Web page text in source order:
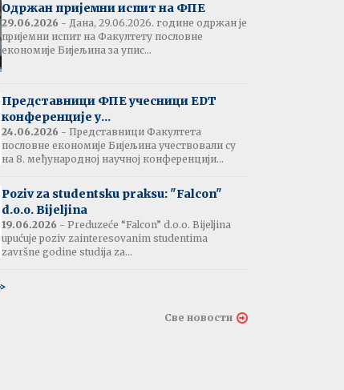
07.07.2026
потврда
паузе
испита:
економија
испита и
испита:
језик 2
03.07.2026
Одржан пријемни испит на ФПЕ
29.06.2026 - Дана, 29.06.2026. године одржан је
пријемни испит на Факултету пословне
економије Бијељина за упис...
Представници ФПЕ учесници EDT
конференције у...
24.06.2026 - Представници Факултета
пословне економије Бијељина учествовали су
на 8. међународној научној конференцији...
Poziv za studentsku praksu: "Falcon"
d.o.o. Bijeljina
19.06.2026 - Preduzeće “Falcon” d.o.o. Bijeljina
upućuje poziv zainteresovanim studentima
završne godine studija za...
Све новости